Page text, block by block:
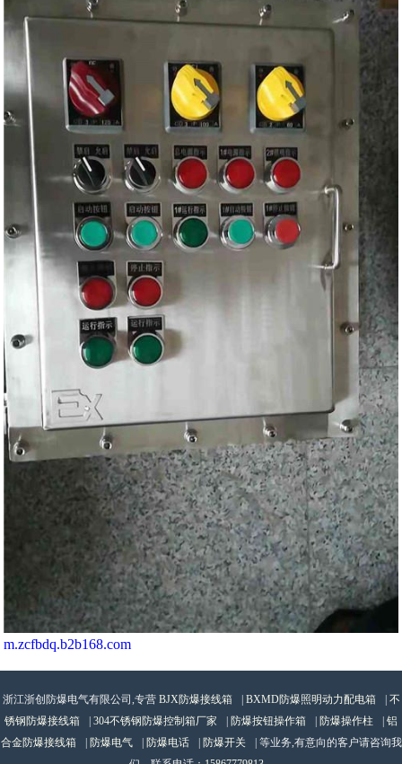
m.zcfbdq.b2b168.com
浙江浙创防爆电气有限公司,专营 BJX防爆接线箱 BXMD防爆照明动力配电箱
不
锈钢防爆接线箱
304不锈钢防爆控制箱厂家 防爆按钮操作箱 防爆操作柱
铝
合金防爆接线箱
防爆电气 防爆电话 防爆开关
| 等业务,有意向的客户请咨询我